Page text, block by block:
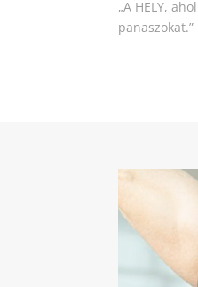
„A HELY,
panaszokat.”